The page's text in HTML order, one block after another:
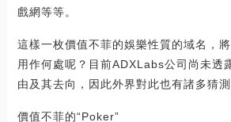
戲網等等。
這樣一枚價值不菲的娛樂性質的域名，
用作何處呢？目前ADXLabs公司尚未透
由及其去向，因此外界對此也有諸多猜測
價值不菲的“Poker”